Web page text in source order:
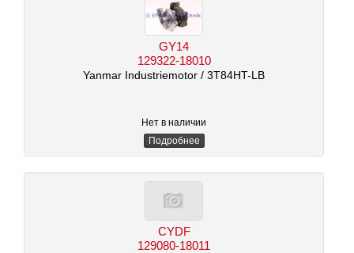
GY14
129322-18010
Yanmar Industriemotor/ 3T84HT-LB
Нет в наличии
Подробнее
CYDF
129080-18011